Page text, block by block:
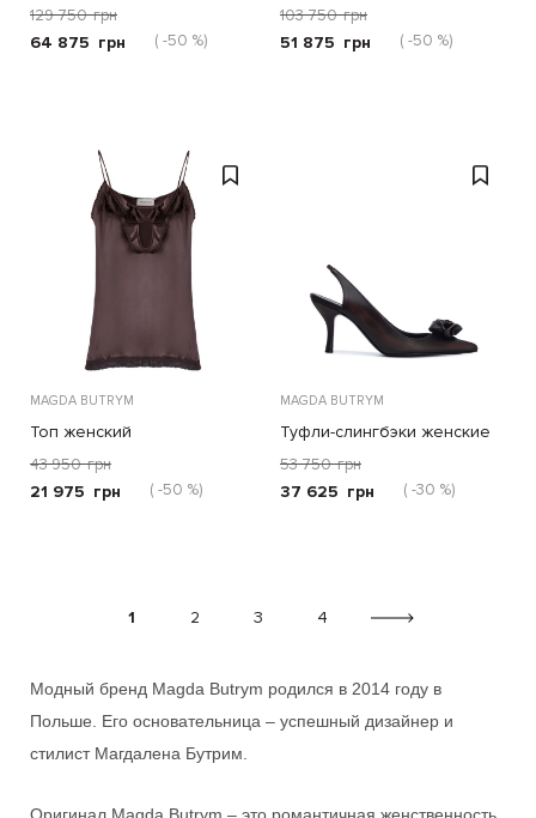
129 750 грн
64 875 грн ( -50 %)
103 750 грн
51 875 грн ( -50 %)
MAGDA BUTRYM
Топ женский
43 950 грн
21 975 грн ( -50 %)
MAGDA BUTRYM
Туфли-слингбэки женские
53 750 грн
37 625 грн ( -30 %)
1 2 3 4
Модный бренд Magda Butrym родился в 2014 году в
Польше. Его основательница – успешный дизайнер и
стилист Магдалена Бутрим.